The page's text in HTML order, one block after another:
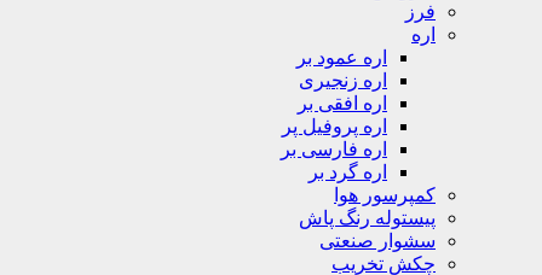
فرز
اره
اره عمود بر
اره زنجیری
اره افقی بر
اره پروفیل پر
اره فارسی بر
اره گرد بر
کمپرسور هوا
پیستوله رنگ پاش
سشوار صنعتی
چکش تخریب